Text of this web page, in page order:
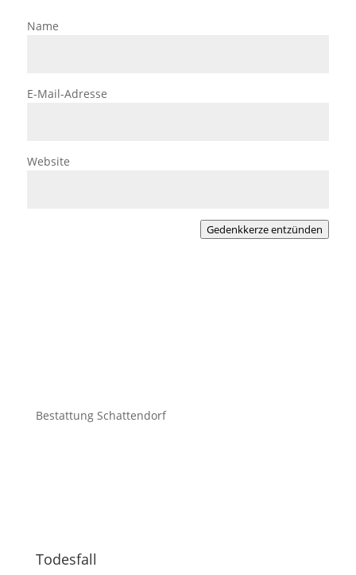
Name
E-Mail-Adresse
Website
Gedenkkerze entzünden
Bestattung Schattendorf
Todesfall